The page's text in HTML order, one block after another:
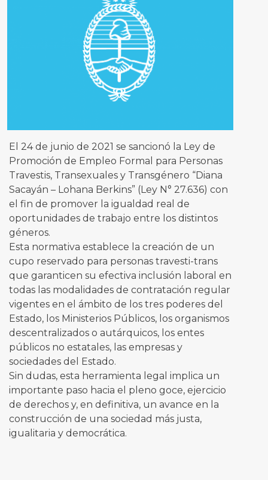
El 24 de junio de 2021 se sancionó la Ley de
Promoción de Empleo Formal para Personas
Travestis, Transexuales y Transgénero “Diana
Sacayán – Lohana Berkins” (Ley N° 27.636) con
el fin de promover la igualdad real de
oportunidades de trabajo entre los distintos
géneros.
Esta normativa establece la creación de un
cupo reservado para personas travesti-trans
que garanticen su efectiva inclusión laboral en
todas las modalidades de contratación regular
vigentes en el ámbito de los tres poderes del
Estado, los Ministerios Públicos, los organismos
descentralizados o autárquicos, los entes
públicos no estatales, las empresas y
sociedades del Estado.
Sin dudas, esta herramienta legal implica un
importante paso hacia el pleno goce, ejercicio
de derechos y, en definitiva, un avance en la
construcción de una sociedad más justa,
igualitaria y democrática.